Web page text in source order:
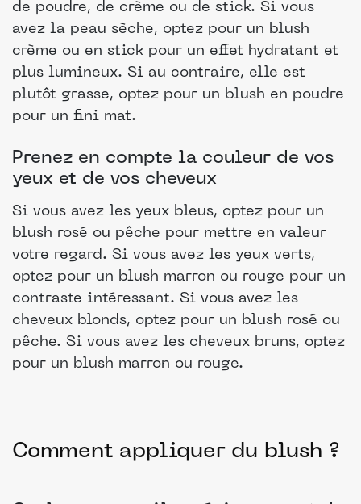
de poudre, de crème ou de stick. Si vous
avez la peau sèche, optez pour un blush
crème ou en stick pour un effet hydratant et
plus lumineux. Si au contraire, elle est
plutôt grasse, optez pour un blush en poudre
pour un fini mat.
Prenez en compte la couleur de vos
yeux et de vos cheveux
Si vous avez les yeux bleus, optez pour un
blush rosé ou pêche pour mettre en valeur
votre regard. Si vous avez les yeux verts,
optez pour un blush marron ou rouge pour un
contraste intéressant. Si vous avez les
cheveux blonds, optez pour un blush rosé ou
pêche. Si vous avez les cheveux bruns, optez
pour un blush marron ou rouge.
Comment appliquer du blush ?